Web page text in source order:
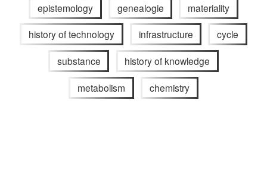
epistemology genealogie materiality
history of technology infrastructure cycle
substance history of knowledge
metabolism chemistry